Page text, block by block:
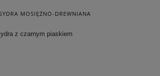
FORTUNA - SYMBOL BOGACTWA
MOSIĘŻNO-DREWNIANA
z czarnym piaskiem